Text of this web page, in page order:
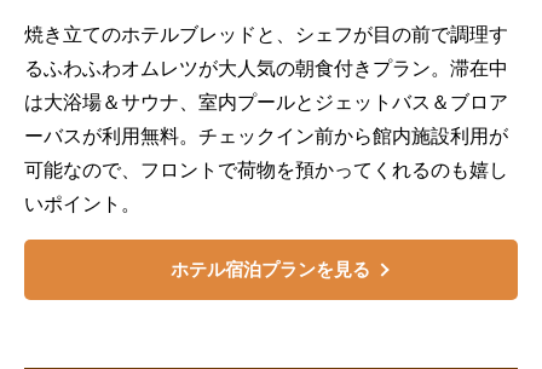
焼き立てのホテルブレッドと、シェフが目の前で調理す
るふわふわオムレツが大人気の朝食付きプラン。滞在中
は大浴場＆サウナ、室内プールとジェットバス＆ブロア
ーバスが利用無料。チェックイン前から館内施設利用が
可能なので、フロントで荷物を預かってくれるのも嬉し
いポイント。
ホテル宿泊プランを見る